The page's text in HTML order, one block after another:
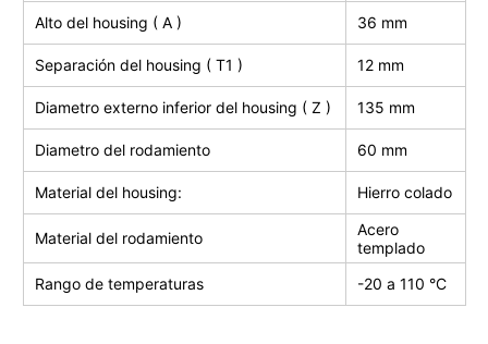
Alto del housing ( A ) 36 mm
Separación del housing ( T1 ) 12 mm
Diametro externo inferior del housing ( Z ) 135 mm
Diametro del rodamiento 60 mm
Material del housing: Hierro colado
Material del rodamiento
Acero
templado
Rango de temperaturas
-20 a 110 °C